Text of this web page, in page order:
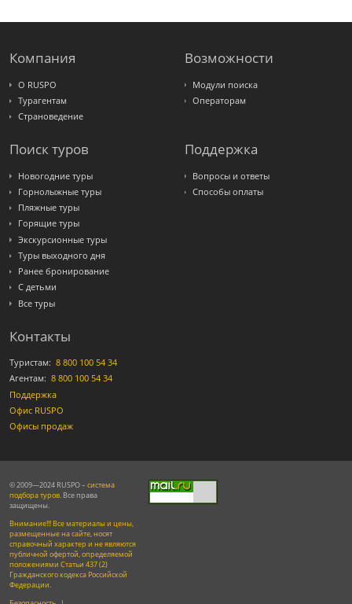
Компания
О RUSPO
Турагентам
Страноведение
Возможности
Модули поиска
Операторам
Поиск туров
Новогодние туры
Горнолыжные туры
Пляжные туры
Горящие туры
Экскурсионные туры
Туры выходного дня
Ранее бронирование
С детьми
Все туры
Поддержка
Вопросы и ответы
Способы оплаты
Контакты
Туристам: 8 800 100 54 34
Агентам: 8 800 100 54 34
Поддержка
Офис RUSPO
Офисы продаж
© 2009—2024 RUSPO – система
подбора туров. Все права
защищены.
Внимание!!! Все материалы и цены,
размещенные на сайте, носят
справочный характер и не являются
публичной офертой, определяемой
положениями Статьи 437 (2)
Гражданского кодекса Российской
Федерации.